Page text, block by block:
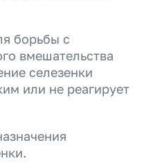
борьбы с
вмешательства
селезенки
или не реагирует